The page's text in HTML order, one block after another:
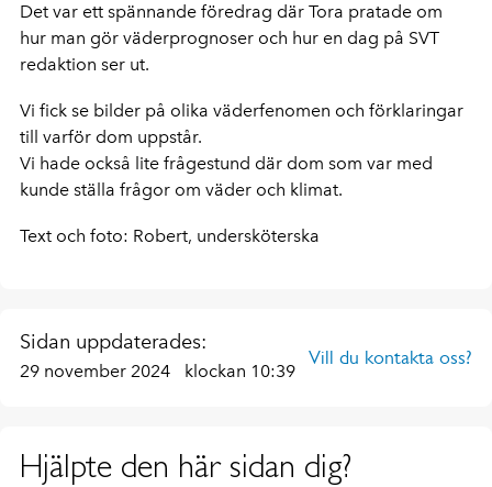
Det var ett spännande föredrag där Tora pratade om
hur man gör väderprognoser och hur en dag på SVT
redaktion ser ut.
Vi fick se bilder på olika väderfenomen och förklaringar
till varför dom uppstår.
Vi hade också lite frågestund där dom som var med
kunde ställa frågor om väder och klimat.
Text och foto: Robert, undersköterska
Sidan uppdaterades:
29 november 2024 klockan 10:39
Vill du kontakta oss?
Hjälpte den här sidan dig?